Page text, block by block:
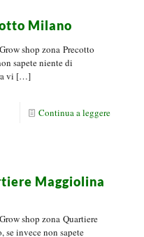
Milano
shop zona Precotto
sapete niente di
vi […]
Continua a leggere
Maggiolina
shop zona Quartiere
invece non sapete